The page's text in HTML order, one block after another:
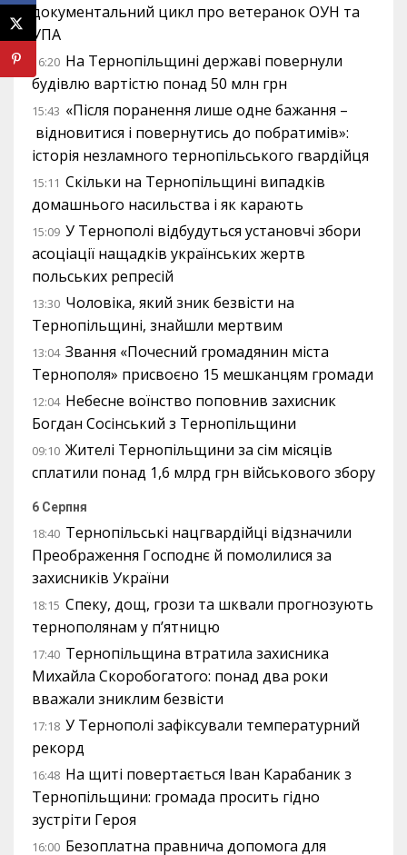
документальний цикл про ветеранок ОУН та
УПА
16:20 На Тернопільщині державі повернули
будівлю вартістю понад 50 млн грн
15:43 «Після поранення лише одне бажання –
відновитися і повернутись до побратимів»:
історія незламного тернопільського гвардійця
15:11 Скільки на Тернопільщині випадків
домашнього насильства і як карають
15:09 У Тернополі відбудуться установчі збори
асоціації нащадків українських жертв
польських репресій
13:30 Чоловіка, який зник безвісти на
Тернопільщині, знайшли мертвим
13:04 Звання «Почесний громадянин міста
Тернополя» присвоєно 15 мешканцям громади
12:04 Небесне воїнство поповнив захисник
Богдан Сосінський з Тернопільщини
09:10 Жителі Тернопільщини за сім місяців
сплатили понад 1,6 млрд грн військового збору
6 Серпня
18:40 Тернопільські нацгвардійці відзначили
Преображення Господнє й помолилися за
захисників України
18:15 Спеку, дощ, грози та шквали прогнозують
тернополянам у п’ятницю
17:40 Тернопільщина втратила захисника
Михайла Скоробогатого: понад два роки
вважали зниклим безвісти
17:18 У Тернополі зафіксували температурний
рекорд
16:48 На щиті повертається Іван Карабаник з
Тернопільщини: громада просить гідно
зустріти Героя
16:00 Безоплатна правнича допомога для